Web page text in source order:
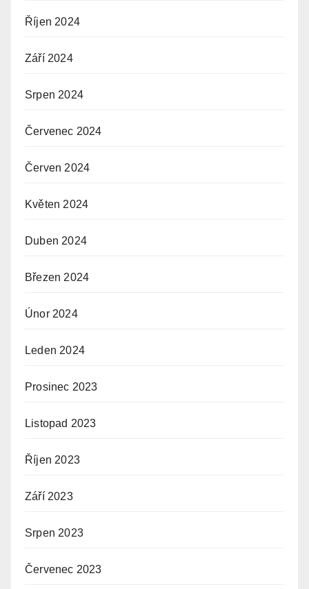
Říjen 2024
Září 2024
Srpen 2024
Červenec 2024
Červen 2024
Květen 2024
Duben 2024
Březen 2024
Únor 2024
Leden 2024
Prosinec 2023
Listopad 2023
Říjen 2023
Září 2023
Srpen 2023
Červenec 2023